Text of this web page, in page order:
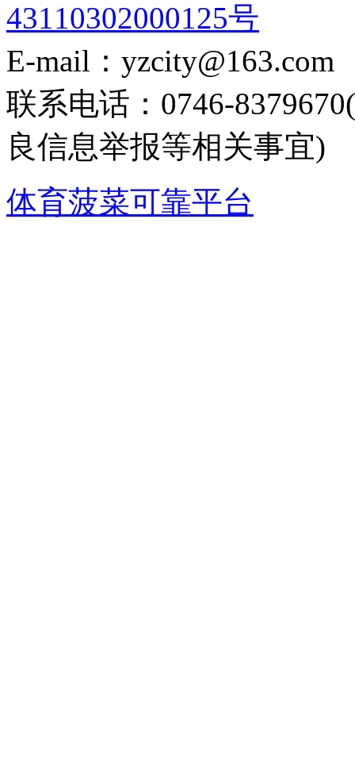
43110302000125号
E-mail：yzcity@163.com
联系电话：0746-
良信息举报等相关事宜)
体育菠菜可靠平台